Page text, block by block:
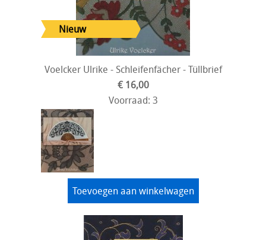
Voelcker Ulrike - Schleifenfächer - Tüllbrief
€ 16,00
Voorraad: 3
Toevoegen aan winkelwagen